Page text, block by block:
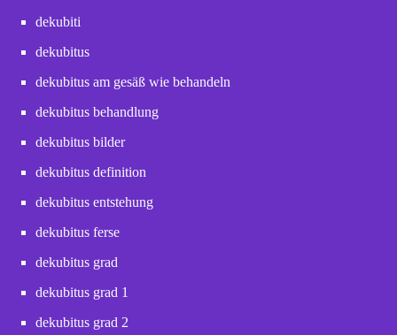
dekubiti
dekubitus
dekubitus am gesäß wie behandeln
dekubitus behandlung
dekubitus bilder
dekubitus definition
dekubitus entstehung
dekubitus ferse
dekubitus grad
dekubitus grad 1
dekubitus grad 2